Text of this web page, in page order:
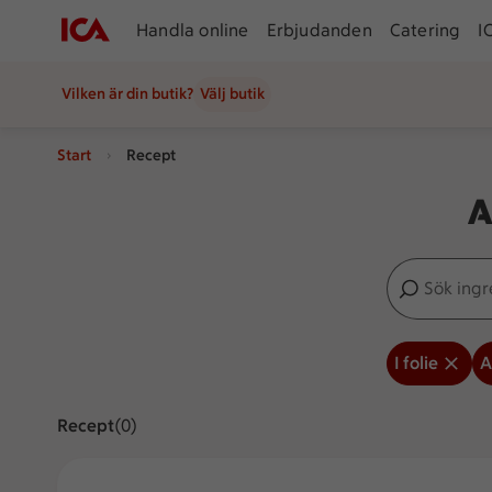
Handla online Erbjudanden Catering
Vilken är din butik? Välj butik
Start Recept
Sök
Inga förslag
I folie
ReceptVisar 0 stycken
(0)